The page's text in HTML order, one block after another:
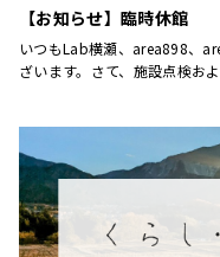
【お知らせ】臨時休館
いつもLab横瀬、area898、
ざいます。さて、施設点検お